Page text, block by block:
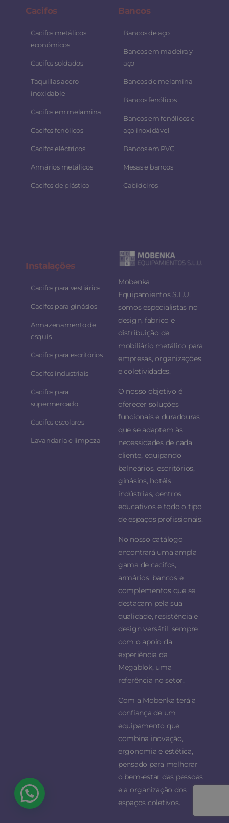
Cacifos
Cacifos metálicos
económicos
Cacifos soldados
Taquillas acero
inoxidable
Cacifos em melamina
Cacifos fenólicos
Cacifos eléctricos
Armários metálicos
Cacifos de plástico
Bancos
Bancos de aço
Bancos em madeira y
aço
Bancos de melamina
Bancos fenólicos
Bancos em fenólicos e
aço inoxidável
Bancos em PVC
Mesas e bancos
Cabideiros
Instalações
Cacifos para vestiários
Cacifos para ginásios
Armazenamento de
esquis
Cacifos para escritórios
Cacifos industriais
Cacifos para
supermercado
Cacifos escolares
Lavandaria e limpeza
Mobenka
Equipamientos S.L.U.
somos especialistas no
design, fabrico e
distribuição de
mobiliário metálico para
empresas, organizações
e coletividades.
O nosso objetivo é
oferecer soluções
funcionais e duradouras
que se adaptem às
necessidades de cada
cliente, equipando
balneários, escritórios,
ginásios, hotéis,
indústrias, centros
educativos e todo o tipo
de espaços profissionais.
No nosso catálogo
encontrará uma ampla
gama de cacifos,
armários, bancos e
complementos que se
destacam pela sua
qualidade, resistência e
design versátil, sempre
com o apoio da
experiência da
Megablok, uma
referência no setor.
Com a Mobenka terá a
confiança de um
equipamento que
combina inovação,
ergonomia e estética,
pensado para melhorar
o bem-estar das pessoas
e a organização dos
espaços coletivos.